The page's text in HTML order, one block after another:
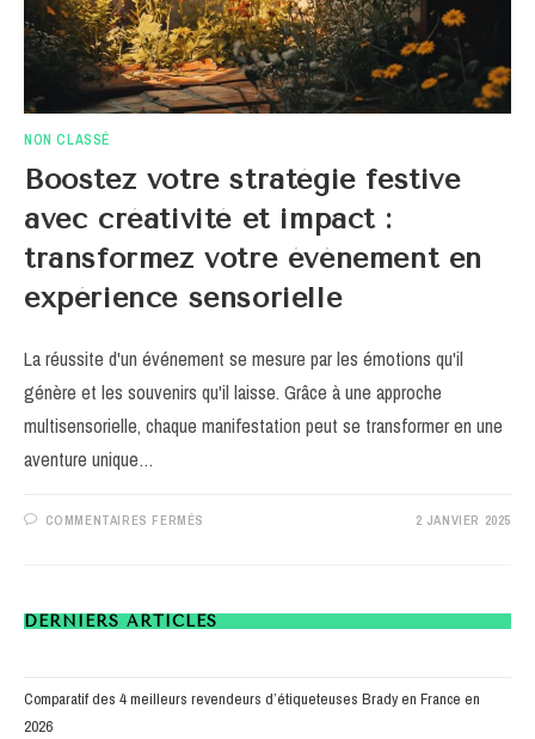
NON CLASSÉ
Boostez votre stratégie festive
avec créativité et impact :
transformez votre événement en
expérience sensorielle
La réussite d'un événement se mesure par les émotions qu'il
génère et les souvenirs qu'il laisse. Grâce à une approche
multisensorielle, chaque manifestation peut se transformer en une
aventure unique…
COMMENTAIRES FERMÉS
CRÉATIVITÉ
ET
VOTRE
ÉVÉNEMENT
2 JANVIER 2025
DERNIERS ARTICLES
Comparatif des 4 meilleurs revendeurs d’étiqueteuses Brady en France en
2026